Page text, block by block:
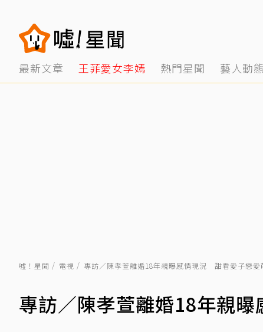
最新文章 王菲愛女李嫣 熱門星聞 藝人動態
噓！星聞 電視 專訪／陳孝萱離婚18年親曝感情現況 甜看愛子戀愛
專訪／陳孝萱離婚18年親